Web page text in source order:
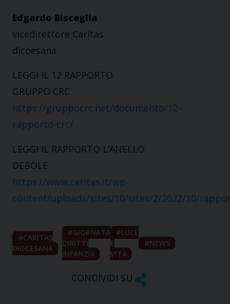
Edgardo Bisceglia
vicedirettore Caritas
dicoesana
LEGGI IL 12 RAPPORTO
GRUPPO CRC
https://gruppocrc.net/documento/12-
rapporto-crc/
LEGGI IL RAPPORTO L’ANELLO
DEBOLE
https://www.caritas.it/wp-
content/uploads/sites/10/sites/2/2022/10/
CARITAS
DIOCESANA
GIORNATA
DIRITTI
INFANZIA
LUCE
E
VITA
NEWS
CONDIVIDI SU